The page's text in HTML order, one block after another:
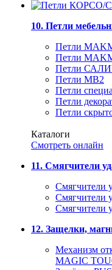
10. Петли
Петли
Петли
Петли
Петли MB2
Петли
Петли
Петли
Каталоги
Смотреть онлайн
11. Смягчители
Смягчители
Смягчители
Cмягчители
12. Защелки,
Механизм
MAGIC